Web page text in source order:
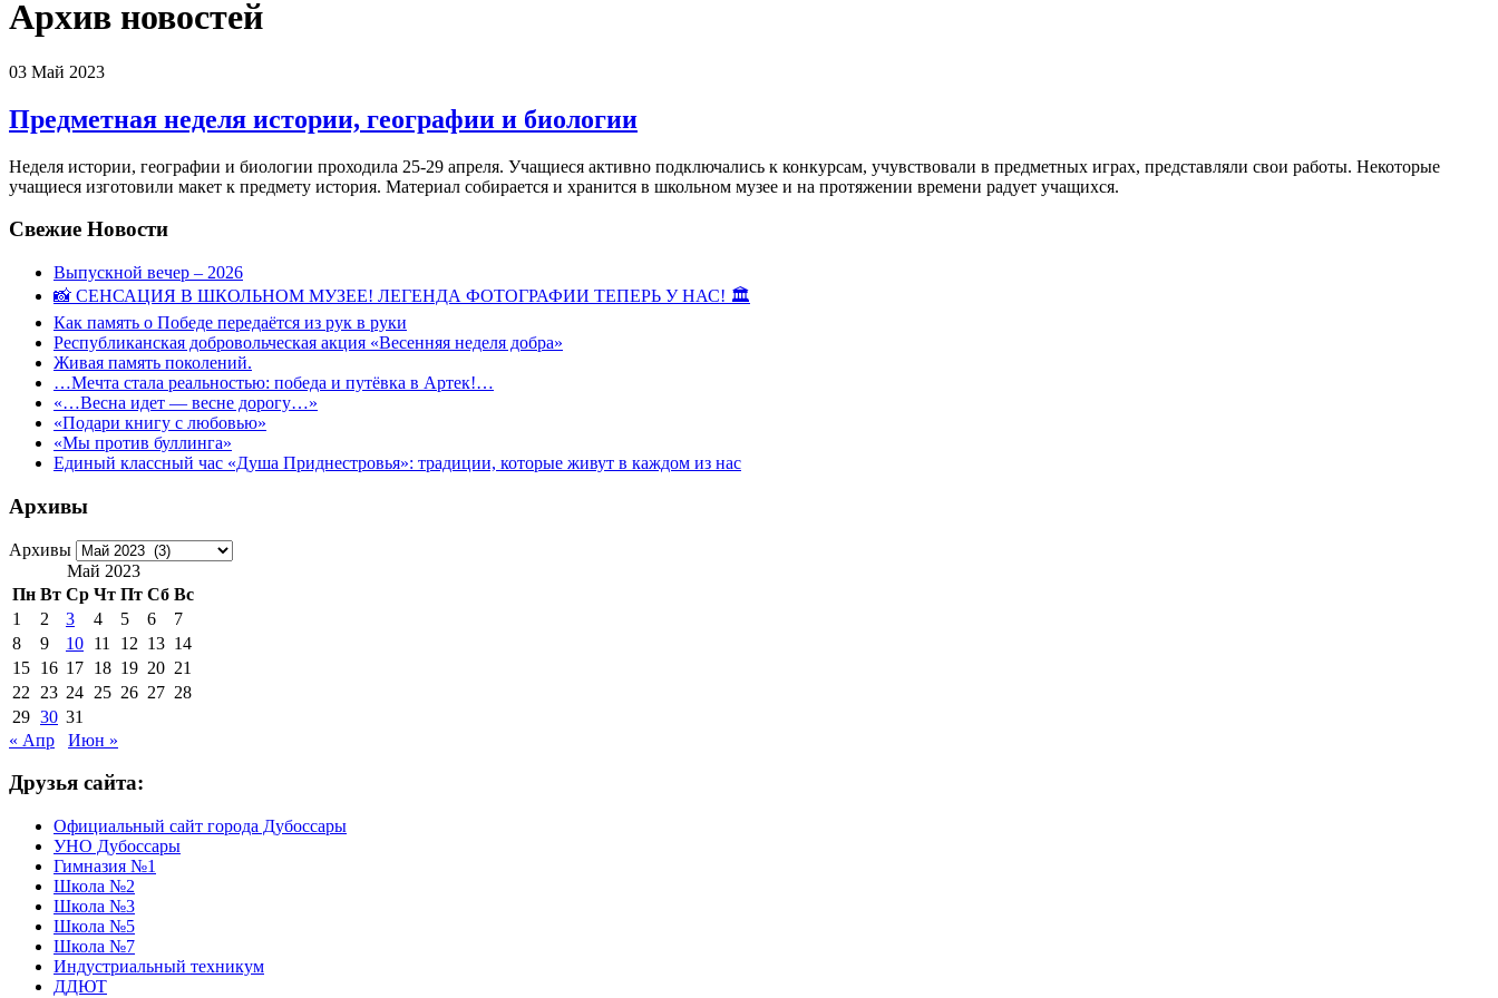
Архив новостей
03 Май 2023
Предметная неделя истории, географии и биологии
Неделя истории, географии и биологии проходила 25-29 апреля. Учащиеся активно подключались к конкурсам, учувствовали в предметных играх, представляли свои работы. Некоторые
учащиеся изготовили макет к предмету история. Материал собирается и хранится в школьном музее и на протяжении времени радует учащихся.
Свежие Новости
Выпускной вечер – 2026
📸 СЕНСАЦИЯ В ШКОЛЬНОМ МУЗЕЕ! ЛЕГЕНДА ФОТОГРАФИИ ТЕПЕРЬ У НАС! 🏛
Как память о Победе передаётся из рук в руки
Республиканская добровольческая акция «Весенняя неделя добра»
Живая память поколений.
…Мечта стала реальностью: победа и путёвка в Артек!…
«…Весна идет — весне дорогу…»
«Подари книгу с любовью»
«Мы против буллинга»
Единый классный час «Душа Приднестровья»: традиции, которые живут в каждом из нас
Архивы
Архивы
Май 2023
Пн Вт Ср Чт Пт Сб Вс
1
2 3 4 5 6
7
8
9 10 11 12 13 14
15 16 17 18 19 20 21
22
23 24 25 26 27 28
29 30 31
« Апр
Июн »
Друзья сайта:
Официальный сайт города Дубоссары
УНО Дубоссары
Гимназия №1
Школа №2
Школа №3
Школа №5
Школа №7
Индустриальный техникум
ДДЮТ